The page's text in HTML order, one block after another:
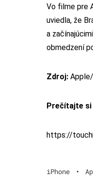
Vo filme pre
uviedla, že
a
obmedzení
Zdroj:
Prečítajte si
https://
iPhone •